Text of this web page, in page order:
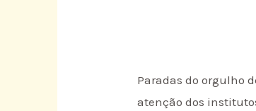
Paradas do orgulho
atenção dos